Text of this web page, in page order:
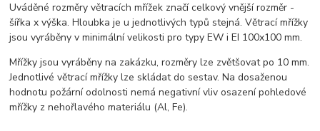
Uváděné rozměry větracích mřížek značí celkový vnější rozměr -
šířka x výška. Hloubka je u jednotlivých typů stejná. Větrací mřížky
jsou vyráběny v minimální velikosti pro typy EW i EI 100x100 mm.
Mřížky jsou vyráběny na zakázku, rozměry lze zvětšovat po 10 mm.
Jednotlivé větrací mřížky lze skládat do sestav. Na dosaženou
hodnotu požární odolnosti nemá negativní vliv osazení pohledové
mřížky z nehořlavého materiálu (Al, Fe).